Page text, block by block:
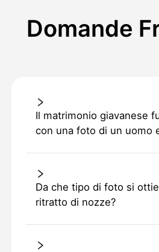
Domande
Il matrimonio giavanese
con una foto di un uomo
Da che tipo di foto si
ritratto di nozze?